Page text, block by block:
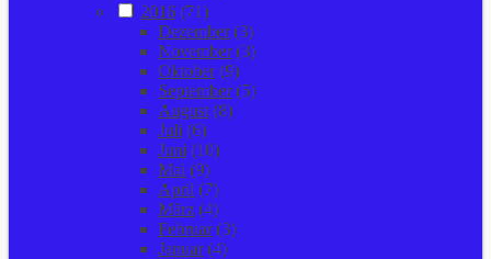
2016 (71)
Dezember(3)
November(3)
Oktober(9)
September(5)
August (8)
Juli (6)
Juni (10)
Mai (9)
April (7)
März (4)
Februar(3)
Januar(4)